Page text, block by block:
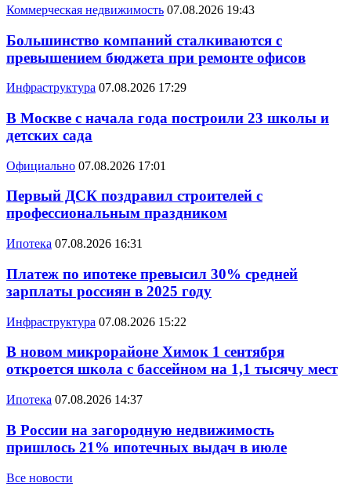
Коммерческая недвижимость 07.08.2026 19:43
Большинство компаний сталкиваются с
превышением бюджета при ремонте офисов
Инфраструктура 07.08.2026 17:29
В Москве с начала года построили 23 школы и
детских сада
Официально 07.08.2026 17:01
Первый ДСК поздравил строителей с
профессиональным праздником
Ипотека 07.08.2026 16:31
Платеж по ипотеке превысил 30% средней
зарплаты россиян в 2025 году
Инфраструктура 07.08.2026 15:22
В новом микрорайоне Химок 1 сентября
откроется школа с бассейном на 1,1 тысячу мест
Ипотека 07.08.2026 14:37
В России на загородную недвижимость
пришлось 21% ипотечных выдач в июле
Все новости